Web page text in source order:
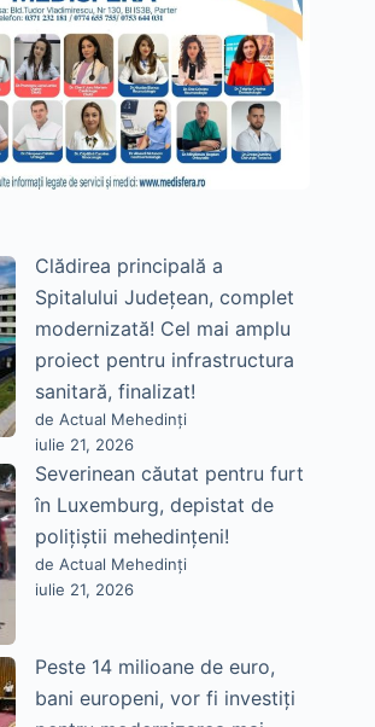
Clădirea principală a
Spitalului Județean, complet
modernizată! Cel mai amplu
proiect pentru infrastructura
sanitară, finalizat!
de Actual Mehedinți
iulie 21, 2026
Severinean căutat pentru furt
în Luxemburg, depistat de
polițiștii mehedințeni!
de Actual Mehedinți
iulie 21, 2026
Peste 14 milioane de euro,
bani europeni, vor fi investiți